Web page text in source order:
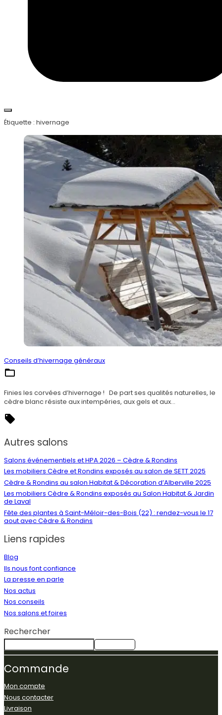
Étiquette : hivernage
Conseils d’hivernage généraux
Finies les corvées d’hivernage ! De part ses qualités naturelles, le
cèdre blanc résiste aux intempéries, aux gels et aux…
Autres salons
Salons événementiels et HPA 2026 – Cèdre & Rondins
Les mobiliers Cèdre et Rondins exposés au salon de SETT 2025
Cèdre & Rondins au salon Habitat & Décoration d’Alberville 2025
Les mobiliers Cèdre & Rondins exposés au Salon Habitat & Jardin
de Laval
Fête des plantes à Saint-Méloir-des-Bois (22) : rendez-vous le 17
aout avec Cèdre & Rondins
Liens rapides
Blog
Ils nous font confiance
La presse en parle
Nos actus
Nos conseils
Nos salons et foires
Rechercher
Commande
Mon compte
Nous contacter
Livraison